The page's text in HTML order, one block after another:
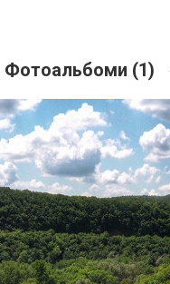
Фотоальбоми (1)